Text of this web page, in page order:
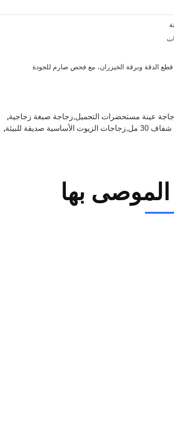
الدقة وبرقة الخيزران، مع فحص صارم للجودة
عينة مستحضرات التجميل,زجاجة صبغة زجاجية,
للبيئة
,
الموصى بها